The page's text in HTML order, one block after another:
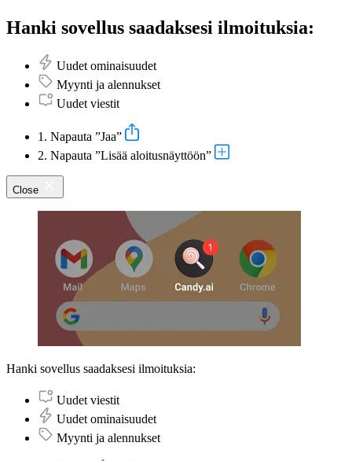
Hanki sovellus saadaksesi ilmoituksia:
Uudet ominaisuudet
Myynti ja alennukset
Uudet viestit
1. Napauta ”Jaa”
2. Napauta ”Lisää aloitusnäyttöön”
Close
Hanki sovellus saadaksesi ilmoituksia:
Uudet viestit
Uudet ominaisuudet
Myynti ja alennukset